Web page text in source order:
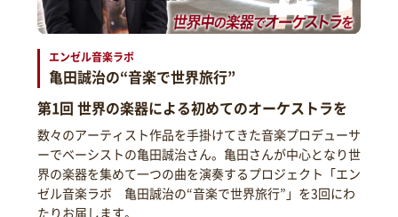
エンゼル音楽ラボ
亀田誠治の“音楽で世界旅行”
第1回 世界の楽器による初めてのオーケストラを
数々のアーティスト作品を手掛けてきた音楽プロデューサ
ーでベーシストの亀田誠治さん。亀田さんが中心となり世
界の楽器を集めて一つの曲を演奏するプロジェクト「エン
ゼル音楽ラボ 亀田誠治の“音楽で世界旅行”」を3回にわ
たりお届します。